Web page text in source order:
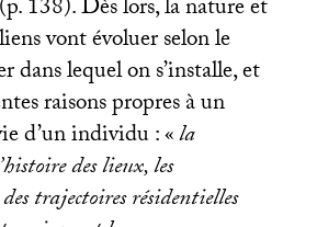
138). Dès lors, la nature et
vont évoluer selon le
dans lequel on s’installe, et
raisons propres à un
d’un individu : «la
des lieux, les
trajectoires résidentielles